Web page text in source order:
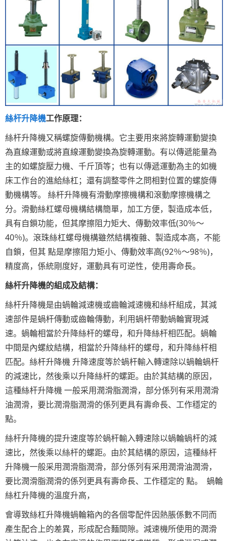
絲杆升降機工作原理：
絲杆升降機又稱螺旋傳動機構。它主要用來將旋轉運動變換
為直線運動或將直線運動變換為旋轉運動。有以傳遞能量為
主的如螺旋壓力機、千斤頂等；也有以傳遞運動為主的如機
床工作台的進給絲杠；還有調整零件之問相對位置的螺旋傳
動機構等。 絲杆升降機有滑動摩擦機構和滾動摩擦機構之
分。滑動絲杠螺母機構結構簡單，加工方便，製造成本低，
具有自鎖功能，但其摩擦阻力矩大、傳動效率低(30％～
40％)。滾珠絲杠螺母機構雖然結構複雜、製造成本高，不能
自鎖，但其 點是摩擦阻力矩小、傳動效率高(92％～98％)，
精度高，係統剛度好，運動具有可逆性，使用壽命長。
絲杆升降機的組成及結構：
絲杆升降機是由蝸輪減速機或齒輪減速機和絲杆組成，其減
速部件是蝸杆傳動或齒輪傳動， 利用蝸杆帶動蝸輪實現減
速。蝸輪相當於升降絲杆的螺母，和升降絲杆相匹配。蝸輪
中間是內螺紋結構，相當於升降絲杆的螺母，和升降絲杆相
匹配。絲杆升降機 升降速度等於蝸杆輸入轉速除以蝸輪蝸杆
的減速比，然後乘以升降絲杆的螺距。由於其結構的原因，
這種絲杆升降機 一般采用潤滑脂潤滑，部分係列有采用潤滑
油潤滑，要比潤滑脂潤滑的係列更具有壽命長、工作穩定的
點。
絲杆升降機的提升速度等於蝸杆輸入轉速除以蝸輪蝸杆的減
速比，然後乘以絲杆的螺距。由於其結構的原因，這種絲杆
升降機一般采用潤滑脂潤滑，部分係列有采用潤滑油潤滑，
要比潤滑脂潤滑的係列更具有壽命長、工作穩定的 點。 蝸輪
絲杠升降機的溫度升高，
會導致絲杠升降機蝸輪箱內的各個零配件因熱脹係數不同而
產生配合上的差異，形成配合麵間隙。減速機所使用的潤滑